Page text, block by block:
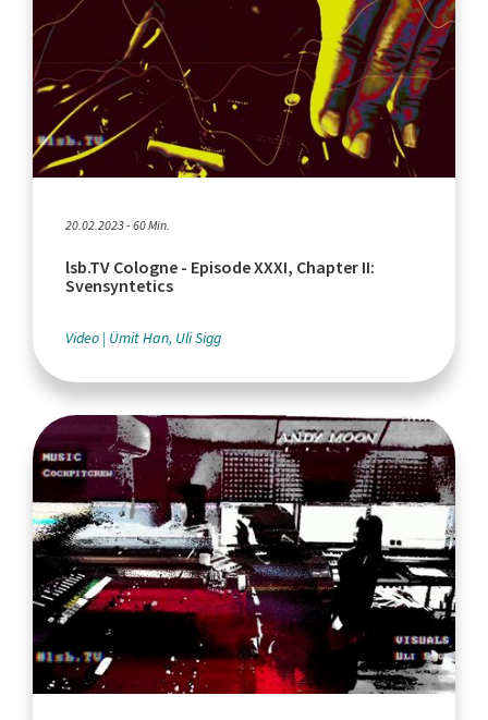
20.02.2023 - 60 Min.
lsb.TV Cologne - Episode XXXI, Chapter II:
Svensyntetics
Video Ümit Han, Uli Sigg